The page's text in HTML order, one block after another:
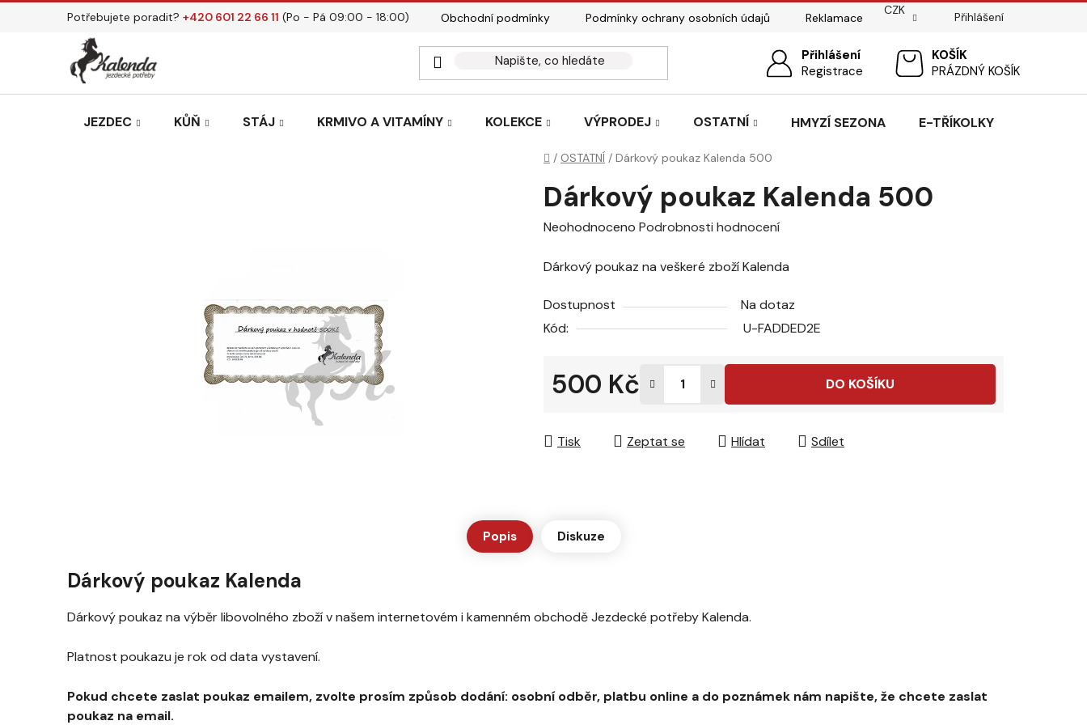
Přejít
Potřebujete poradit? +420 601 22 66 11 (Po - Pá 09:00 - 18:00) Obchodní podmínky Podmínky ochrany osobních údajů
Reklamace
Pasování sedel pro koně
CZK
Přihlášení
Přihlášení
Registrace
NÁKUPNÍPRÁZDNÝ KOŠÍK
JEZDEC KŮŇ STÁJ KRMIVO A VITAMÍNY KOLEKCE VÝPRODEJ OSTATNÍ HMYZÍ SEZONA E-TŘÍKOLKY
Domů
/ OSTATNÍ / Dárkový poukaz Kalenda 500
Dárkový poukaz Kalenda 500
Průměrné
produktu
0,0
z
hvězdiček.
Neohodnoceno Podrobnosti hodnocení
Dárkový poukaz na veškeré zboží Kalenda
Dostupnost
Na dotaz
Kód:
U-FADDED2E
500 Kč DO KOŠÍKU
Tisk Zeptat se Hlídat Sdílet
Popis Diskuze
Dárkový poukaz Kalenda
Dárkový poukaz na výběr libovolného zboží v našem internetovém i kamenném obchodě Jezdecké potřeby Kalenda.
Platnost poukazu je rok od data vystavení.
Pokud chcete zaslat poukaz emailem, zvolte prosím způsob dodání: osobní odběr, platbu online a do poznámek nám napište, že chcete zaslat
poukaz na email.